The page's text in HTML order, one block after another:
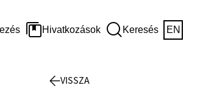
Hivatkozások Keresés EN
VISSZA